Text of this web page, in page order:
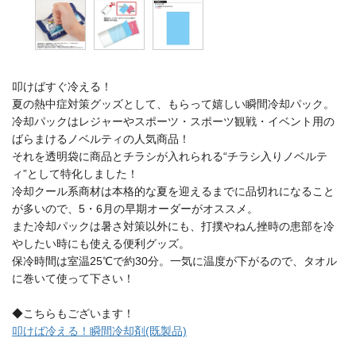
叩けばすぐ冷える！
夏の熱中症対策グッズとして、もらって嬉しい瞬間冷却パック。
冷却パックはレジャーやスポーツ・スポーツ観戦・イベント用の
ばらまけるノベルティの人気商品！
それを透明袋に商品とチラシが入れられる“チラシ入りノベルテ
ィ”として特化しました！
冷却クール系商材は本格的な夏を迎えるまでに品切れになること
が多いので、5・6月の早期オーダーがオススメ。
また冷却パックは暑さ対策以外にも、打撲やねん挫時の患部を冷
やしたい時にも使える便利グッズ。
保冷時間は室温25℃で約30分。一気に温度が下がるので、タオル
に巻いて使って下さい！
◆こちらもございます！
叩けば冷える！瞬間冷却剤(既製品)